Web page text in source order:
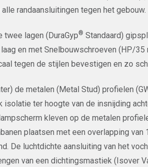
randaansluitingen tegen het gebouw.
twee lagen (DuraGyp® Standaard)
en met Snelbouwschroeven (HP/35
tegen de stijlen bevestigen en zo
de metalen (Metal Stud) profielen
ter hoogte van de insnijding
kleven op de metalen
plaatsen met een overlapping
De luchtdichte aansluiting van het
van een dichtingsmastiek (Isover